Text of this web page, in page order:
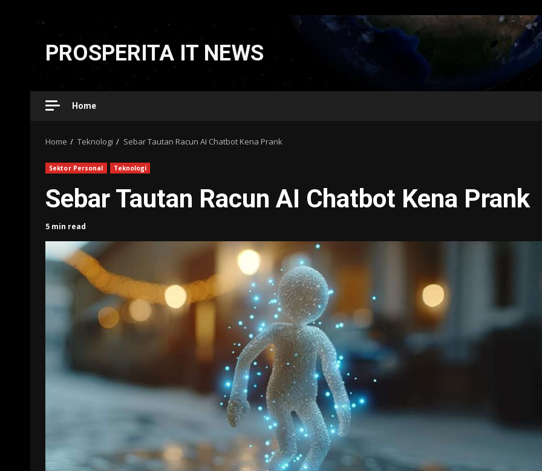
Skip
content
PROSPERITA IT NEWS
Home
Home Teknologi Sebar Tautan Racun AI Chatbot Kena Prank
Sektor Personal Teknologi
Sebar Tautan Racun AI Chatbot Kena Prank
5 min read